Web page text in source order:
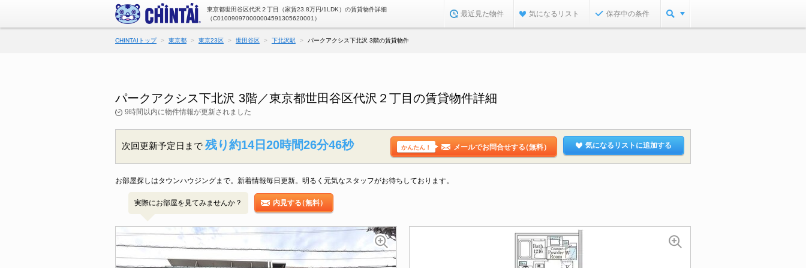
東京都世田谷区代沢２丁目（家賃23.8万円/1LDK）の賃貸物件詳細
（C010090970000004591305620001）
最近見た物件 気になるリスト 保存中の条件
CHINTAIトップ 東京都 東京23区 世田谷区 下北沢駅 パークアクシス下北沢 3階の賃貸物件
パークアクシス下北沢 3階／東京都世田谷区代沢２丁目の賃貸物件詳細
9時間以内に物件情報が更新されました
次回更新予定日まで 残り約14日20時間26分45秒 かんたん！ メールでお問合せする（無料） 気になるリストに追加する
お部屋探しはタウンハウジングまで。新着情報毎日更新。明るく元気なスタッフがお待ちしております。
実際にお部屋を見てみませんか？ 内見する（無料）